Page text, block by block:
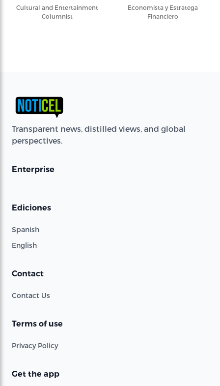
Cultural and Entertainment
Columnist
Economista y Estratega
Financiero
Transparent news, distilled views, and global
perspectives.
Enterprise
Ediciones
Spanish
English
Contact
Contact Us
Terms of use
Privacy Policy
Get the app